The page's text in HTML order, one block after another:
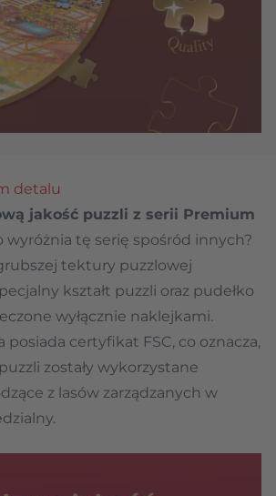
detalu
jakość puzzli z serii Premium
wyróżnia tę serię spośród innych?
tektury puzzlowej
kształt puzzli oraz pudełko
wyłącznie naklejkami.
posiada certyfikat FSC, co oznacza,
zostały wykorzystane
z lasów zarządzanych w